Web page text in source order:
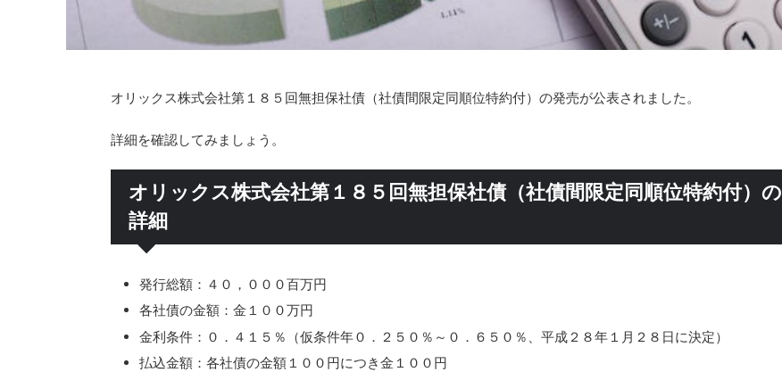
オリックス株式会社第１８５回無担保社債（社債間限定同順位特約付）の発売が公表されました。
詳細を確認してみましょう。
オリックス株式会社第１８５回無担保社債（社債間限定同順位特約付）の
詳細
発行総額：４０，０００百万円
各社債の金額：金１００万円
金利条件：０．４１５％（仮条件年０．２５０％～０．６５０％、平成２８年１月２８日に決定）
払込金額：各社債の金額１００円につき金１００円